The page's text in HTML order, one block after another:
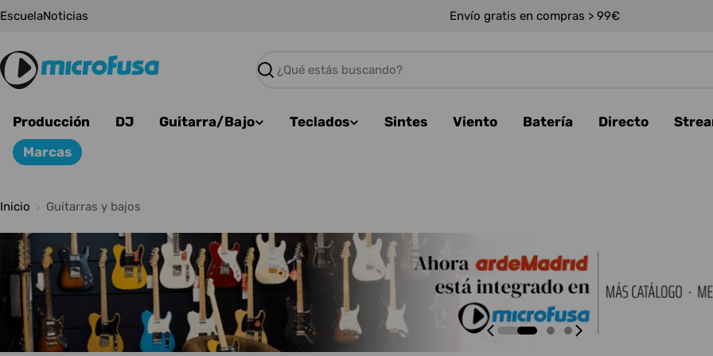
Saltar
EscuelaNoticias Envío gratis en compras > 99€
Buscar
Producción DJ Guitarra/Bajo Teclados Sintes Viento Batería Directo
Marcas
Inicio Guitarras y bajos